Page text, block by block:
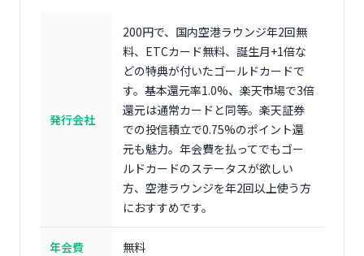
発行会社
200円で、国内空港ラウンジ年2回無
料、ETCカード無料、誕生月+1倍な
どの特典が付いたゴールドカードで
す。基本還元率1.0%、楽天市場で3倍
還元は通常カードと同等。楽天証券
での投信積立で0.75%のポイント還
元も魅力。年会費を払ってでもゴー
ルドカードのステータスが欲しい
方、空港ラウンジを年2回以上使う方
におすすめです。
年会費 無料